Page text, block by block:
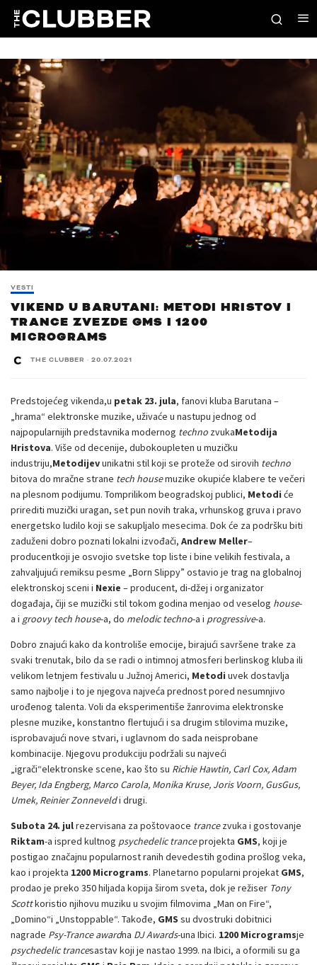
VESTI
VIKEND U BARUTANI: METODI HRISTOV I
TRANCE ZVEZDE GMS I 1200
MICROGRAMS
THE CLUBBER · 20.07.2021
Predstojećeg vikenda,u petak 23. jula, fanovi kluba Barutana –
„hrama“ elektronske muzike, uživaće u nastupu jednog od
najpopularnijih predstavnika modernog techno zvukaMetodija
Hristova. Više od decenije, dubokoupleten u muzičku
industriju,Metodijevunikatni stil koji se proteže od sirovih techno
bitova do mračne strane tech housemuzike okupiće klabere te večeri
na plesnom podijumu. Tomprilikom beogradskoj publici, Metodi će
prirediti muzički uragan, set pun novih traka, vrhunskog gruva i pravo
energetsko ludilo koji se sakupljalo mesecima. Dok će za podršku biti
zaduženi dobro poznati lokalni izvođači, Andrew Meller–
producentkoji je osvojio svetske top liste i bine velikih festivala, a
zahvaljujući remiksu pesme „Born Slippy” ostavio je trag na globalnoj
elektronskoj sceni i Nexie – producent, di-džej i organizator
događaja, čiji se muzički stil tokom godina menjao od veselog house-
a i groovy tech house-a, do melodic techno-a i progressive-a.
Dobro znajući kako da kontroliše emocije, birajući savršene trake za
svaki trenutak, bilo da se radi o intimnoj atmosferi berlinskog kluba ili
velikom letnjem festivalu u Južnoj Americi, Metodi uvek dostavlja
samo najbolje i to je njegova najveća prednost pored nesumnjivo
urođenog talenta. Voli da eksperimentiše žanrovima elektronske
plesne muzike, konstantno flertujući i sa drugim stilovima muzike,
isprobavajući nove stvari, i uglavnom do sada neisprobane
kombinacije. Njegovu produkciju podržali su najveći
„igrači“elektronske scene, kao što su Richie Hawtin, Carl Cox, Adam
Beyer, Ida Engberg, Marco Carola, Monika Kruse, Joris Voorn, GusGus,
Umek, Reinier Zonneveldi drugi.
Subota 24. julrezervisana za poštovaoce trancezvuka i gostovanje
Riktam-a ispred kultnog psychedelic tranceprojekta GMS, koji je
postigao značajnu popularnost ranih devedestih godina prošlog veka,
kao i projekta 1200 Micrograms. Planetarno popularni projekat GMS,
prodao je preko 350 hiljada kopija širom sveta, dok je režiser Tony
Scottkoristio njihovu muziku u svojim filmovima „Man on Fire“,
„Domino“i „Unstoppable“. Takođe, GMS su dvostruki dobitnici
nagrade Psy-Trance awardna DJ Awards-una Ibici. 1200 Microgramsje
psychedelic trancesastav koji je nastao 1999. na Ibici, a oformili su ga